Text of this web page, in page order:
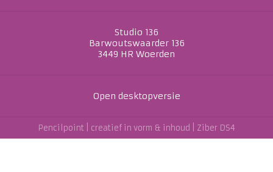
Studio 136
Barwoutswaarder 136
3449 HR Woerden
Open desktopversie
Pencilpoint | creatief in vorm & inhoud | Ziber DS4